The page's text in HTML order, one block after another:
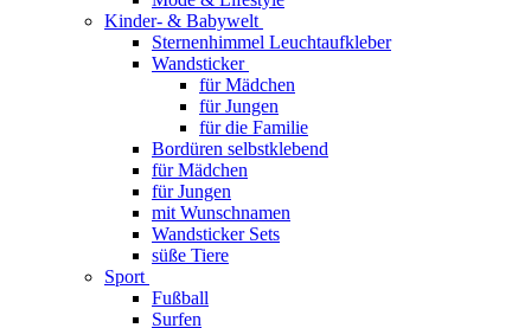
Kinder- & Babywelt
Sternenhimmel Leuchtaufkleber
Wandsticker
für Mädchen
für Jungen
für die Familie
Bordüren selbstklebend
für Mädchen
für Jungen
mit Wunschnamen
Wandsticker Sets
süße Tiere
Sport
Fußball
Surfen